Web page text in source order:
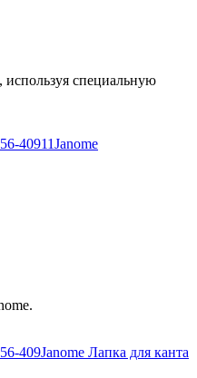
специальную
Janome
Janome Лапка для канта